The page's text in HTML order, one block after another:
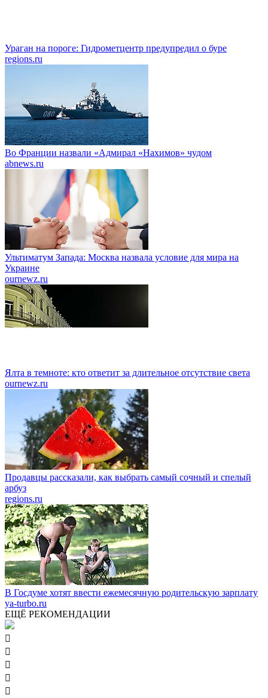
Ураган на пороге: Гидрометцентр предупредил о буре
regions.ru
Во Франции назвали «Адмирал «Нахимов» чудом
abnews.ru
Ультиматум Запада: Москва назвала условие для мира на
Украине
ournewz.ru
Ялта в темноте: кто ответит за длительное отсутствие света
ournewz.ru
Продавцы рассказали, как выбрать самый сочный и спелый
арбуз
regions.ru
В Госдуме хотят ввести ежемесячную родительскую зарплату
ya-turbo.ru
ЕЩЁ РЕКОМЕНДАЦИИ




